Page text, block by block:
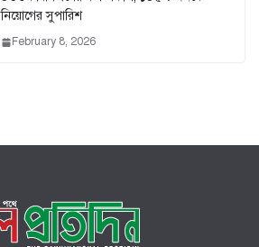
নিয়োগের সুপারিশ
February 8, 2026